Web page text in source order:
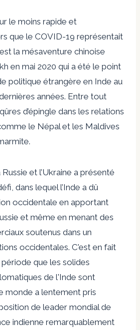
le moins rapide et
que le COVID-19 représentait
la mésaventure chinoise
en mai 2020 qui a été le point
politique étrangère en Inde au
années. Entre tout
d’épingle dans les relations
le Népal et les Maldives
et l’Ukraine a présenté
dans lequel l’Inde a dû
occidentale en apportant
et même en menant des
soutenus dans un
occidentales. C'est en fait
que les solides
de l'Inde sont
monde a lentement pris
de leader mondial de
indienne remarquablement